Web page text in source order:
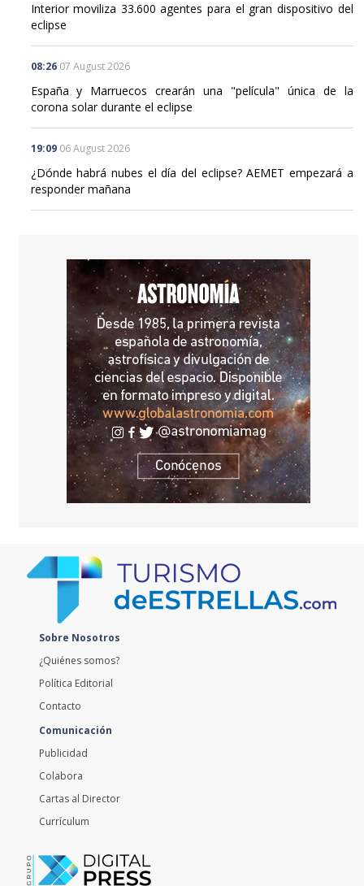
Interior moviliza 33.600 agentes para el gran dispositivo del
eclipse
08:26 07 August 2026
España y Marruecos crearán una "película" única de la
corona solar durante el eclipse
19:09 06 August 2026
¿Dónde habrá nubes el día del eclipse? AEMET empezará a
responder mañana
Sobre Nosotros
¿Quiénes somos?
Política Editorial
Contacto
Comunicación
Publicidad
Colabora
Cartas al Director
Currículum